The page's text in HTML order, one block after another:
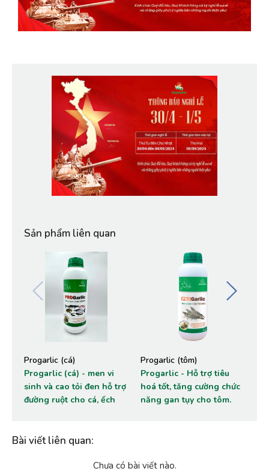
Sản phẩm liên quan
Progarlic (cá)
Progarlic (cá) - men vi
sinh và cao tỏi đen hỗ trợ
đường ruột cho cá, ếch
Progarlic (tôm)
Progarlic - Hỗ trợ tiêu
hoá tốt, tăng cường chức
năng gan tụy cho tôm.
Bài viết liên quan:
Chưa có bài viết nào.